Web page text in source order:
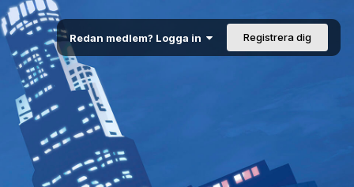
Redan medlem? Logga in Registrera dig